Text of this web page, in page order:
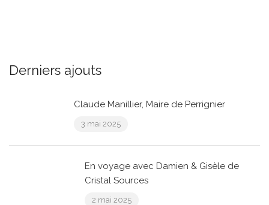
Derniers ajouts
Claude Manillier, Maire de Perrignier
3 mai 2025
En voyage avec Damien & Gisèle de
Cristal Sources
2 mai 2025